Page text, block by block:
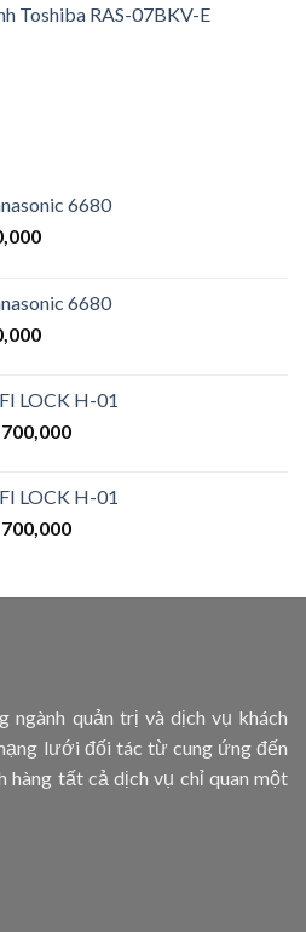
Toshiba RAS-07BKV-E
6680
6680
LOCK H-01
LOCK H-01
ngành quản trị và dịch vụ khách
lưới đối tác từ cung ứng đến
hàng tất cả dịch vụ chỉ quan một